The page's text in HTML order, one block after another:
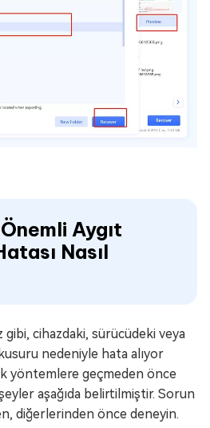
Aygıt
Nasıl
gibi, cihazdaki, sürücüdeki veya
nedeniyle hata alıyor
yöntemlere geçmeden önce
aşağıda belirtilmiştir. Sorun
diğerlerinden önce deneyin.